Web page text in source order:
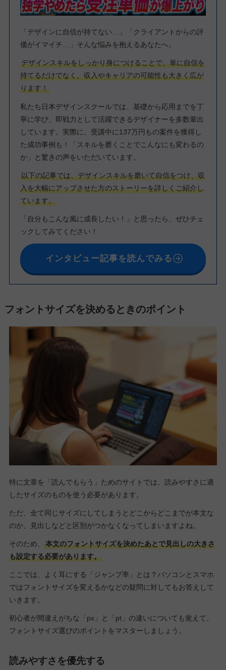
「デザインに自信が持てない…」「クライアントからの評
価がイマイチ…」そんな悩みを抱えるあなたへ。
デザインスキルをしっかり身につけることで、単に自信を
持てるだけでなく、収入やキャリアの可能性も大きく広が
ります！
私たち日本デザインスクールでは、基礎から応用までを丁
寧に学び、即戦力として活躍できるデザイナーを多数輩出
しています。実際に、受講中に137万円もの案件を獲得し
た成功事例も！「スキルを磨くことでこんなにも変わるの
か」と驚きの声をいただいています。
以下の記事では、デザインスキルを磨いて自信をつけ、収
入を大幅にアップさせた方のストーリーを詳しくご紹介し
ています。
「自分もこんな風に成長したい！」と思ったら、ぜひチェ
ックしてみてください！
インタビュー記事を読んでみる
フォントサイズを決めるときのポイント
特に文章を「読んでもらう」ためのサイトでは、読みやすさに適
したサイズのものを使う必要があります。
ただ、全て同じサイズにしてしまうとどこからどこまでが本文な
のか、見出しなどと区別がつかなくなってしまいますよね。
そのため、
本文のフォントサイズを決めたあとで見出しの大きさ
も設定する必要があります。
ここでは、よく耳にする「ジャンプ率」とは？パソコンとスマホ
ではフォントサイズを変えるかなどの疑問に対してもお答えして
いきます。
初心者が間違えがちな「px」と「pt」の違いについても覚えて、
フォントサイズ選びのポイントをマスターしましょう。
読みやすさを優先する